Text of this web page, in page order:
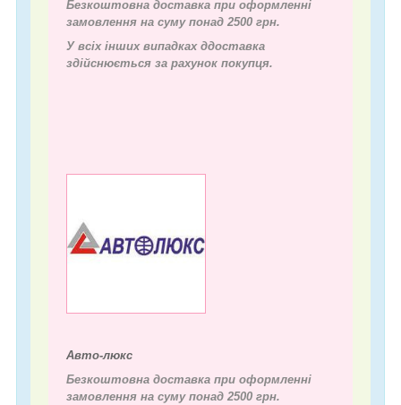
Безкоштовна доставка при оформленні
замовлення на суму понад 2500 грн.
У всіх інших випадках ддоставка
здійснюється за рахунок покупця.
Авто-люкс
Безкоштовна доставка при оформленні
замовлення на суму понад 2500 грн.